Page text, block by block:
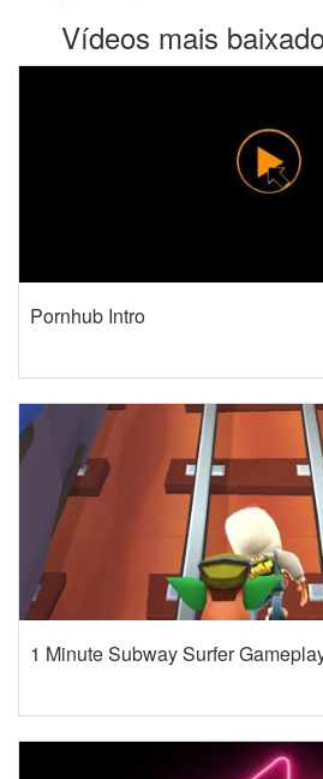
Vídeos mais
Pornhub Intro
1 Minute Subway Surfer